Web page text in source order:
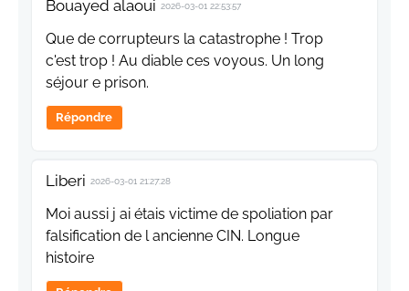
Bouayed alaoui 2026-03-01 22:53:57
Que de corrupteurs la catastrophe ! Trop
c'est trop ! Au diable ces voyous. Un long
séjour e prison.
Répondre
Liberi 2026-03-01 21:27:28
Moi aussi j ai étais victime de spoliation par
falsification de l ancienne CIN. Longue
histoire